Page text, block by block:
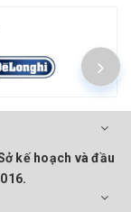
kế hoạch và đầu